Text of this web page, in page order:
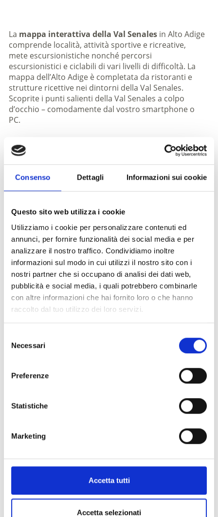
Consenso Dettagli Informazioni sui cookie
Questo sito web utilizza i cookie
Utilizziamo i cookie per personalizzare contenuti ed
annunci, per fornire funzionalità dei social media e per
analizzare il nostro traffico. Condividiamo inoltre
informazioni sul modo in cui utilizzi il nostro sito con i
nostri partner che si occupano di analisi dei dati web,
pubblicità e social media, i quali potrebbero combinarle
con altre informazioni che hai fornito loro o che hanno
raccolto dal tuo utilizzo dei loro servizi.
delNecessari
Preferenze
Statistiche
Marketing
Accetta tutti
Accetta selezionati
La mappa interattiva della Val Senalesin Alto Adige
comprende località, attività sportive e ricreative,
mete escursionistiche nonché percorsi
escursionistici e ciclabili di vari livelli di difficoltà. La
mappa dell’Alto Adige è completata da ristoranti e
strutture ricettive nei dintorni della Val Senales.
Scoprite i punti salienti della Val Senales a colpo
d’occhio – comodamente dal vostro smartphone o
PC.